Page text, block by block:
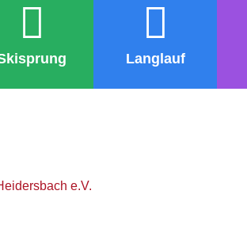
Langlauf
e.V.